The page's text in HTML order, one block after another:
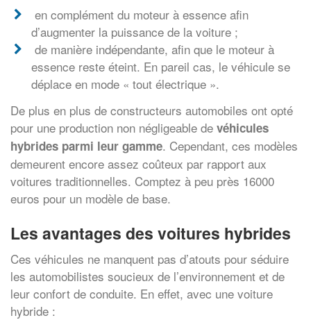
en complément du moteur à essence afin
d’augmenter la puissance de la voiture ;
de manière indépendante, afin que le moteur à
essence reste éteint. En pareil cas, le véhicule se
déplace en mode « tout électrique ».
De plus en plus de constructeurs automobiles ont opté
pour une production non négligeable de véhicules
hybrides parmi leur gamme. Cependant, ces modèles
demeurent encore assez coûteux par rapport aux
voitures traditionnelles. Comptez à peu près 16000
euros pour un modèle de base.
Les avantages des voitures hybrides
Ces véhicules ne manquent pas d’atouts pour séduire
les automobilistes soucieux de l’environnement et de
leur confort de conduite. En effet, avec une voiture
hybride :